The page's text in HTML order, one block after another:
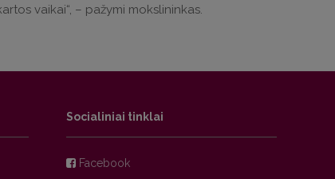
vaikai“, – pažymi mokslininkas.
Socialiniai tinklai
Facebook